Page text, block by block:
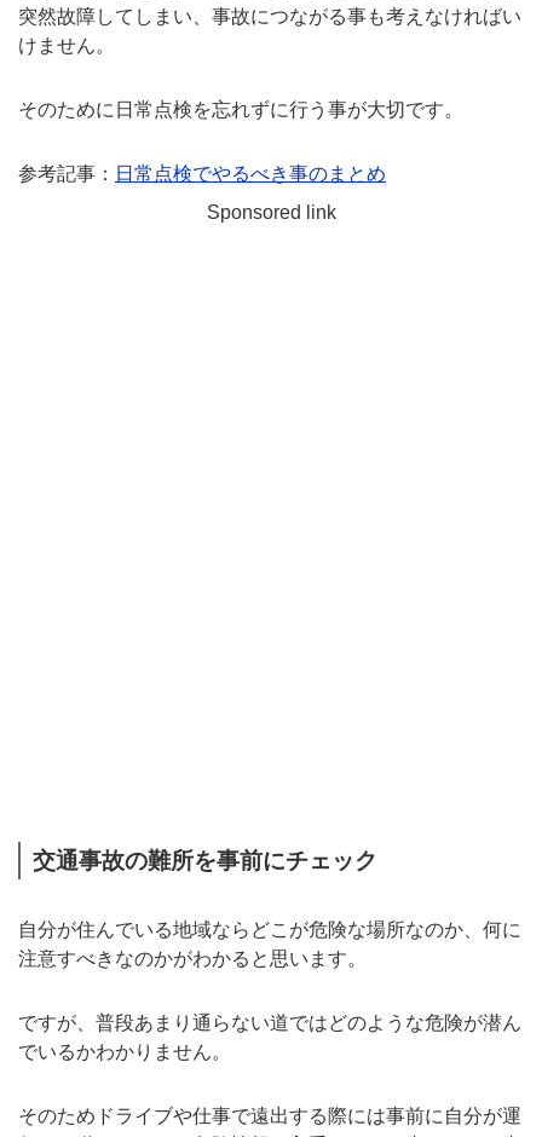
突然故障してしまい、事故につながる事も考えなければい
けません。
そのために日常点検を忘れずに行う事が大切です。
参考記事： 日常点検でやるべき事のまとめ
Sponsored link
交通事故の難所を事前にチェック
自分が住んでいる地域ならどこが危険な場所なのか、何に
注意すべきなのかがわかると思います。
ですが、普段あまり通らない道ではどのような危険が潜ん
でいるかわかりません。
そのためドライブや仕事で遠出する際には事前に自分が運